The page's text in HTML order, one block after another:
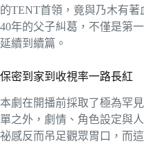
的TENT首領，竟與乃木有
40年的父子糾葛，不僅是第
延續到續篇。
保密到家到收視率一路長紅
本劇在開播前採取了極為罕
單之外，劇情、角色設定與
祕感反而吊足觀眾胃口，而